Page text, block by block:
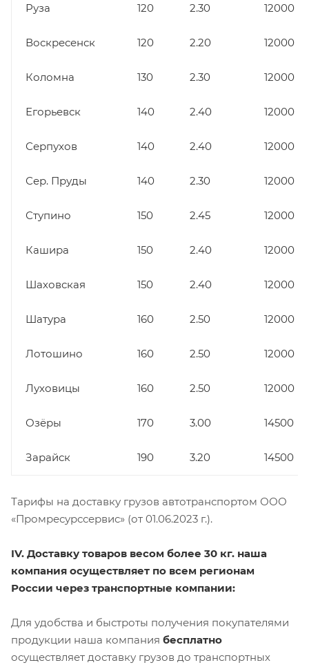
Руза 120 2.30 12000
Воскресенск 120 2.20 12000
Коломна 130 2.30 12000
Егорьевск 140 2.40 12000
Серпухов 140 2.40 12000
Сер. Пруды 140 2.30 12000
Ступино 150 2.45 12000
Кашира 150 2.40 12000
Шаховская 150 2.40 12000
Шатура 160 2.50 12000
Лотошино 160 2.50 12000
Луховицы 160 2.50 12000
Озёры 170 3.00 14500
Зарайск 190 3.20 14500
Тарифы на доставку грузов автотранспортом ООО
«Промресурссервис» (от 01.06.2023 г.).
IV. Доставку товаров весом более 30 кг. наша
компания осуществляет по всем регионам
России через транспортные компании:
Для удобства и быстроты получения покупателями
продукции наша компания бесплатно
осуществляет доставку грузов до транспортных